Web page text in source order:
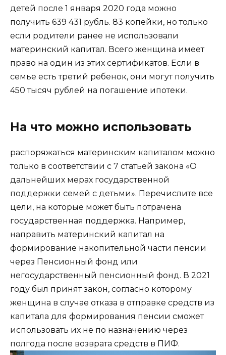
детей после 1 января 2020 года можно
получить 639 431 рубль. 83 копейки, но только
если родители ранее не использовали
материнский капитал. Всего женщина имеет
право на один из этих сертификатов. Если в
семье есть третий ребенок, они могут получить
450 тысяч рублей на погашение ипотеки.
На что можно использовать
распоряжаться материнским капиталом можно
только в соответствии с 7 статьей закона «О
дальнейших мерах государственной
поддержки семей с детьми». Перечислите все
цели, на которые может быть потрачена
государственная поддержка. Например,
направить материнский капитал на
формирование накопительной части пенсии
через Пенсионный фонд или
негосударственный пенсионный фонд. В 2021
году был принят закон, согласно которому
женщина в случае отказа в отправке средств из
капитала для формирования пенсии сможет
использовать их не по назначению через
полгода после возврата средств в ПИФ.